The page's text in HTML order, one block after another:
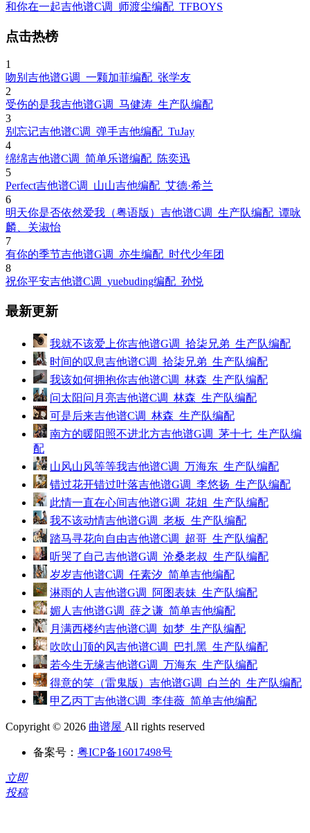
和你在一起吉他谱C调_师渡尘编配_TFBOYS
点击热榜
1
吻别吉他谱G调_一颗加菲编配_张学友
2
受伤的是我吉他谱G调_马健涛_生产队编配
3
别忘记吉他谱C调_弹手吉他编配_TuJay
4
绵绵吉他谱C调_简单乐谱编配_陈奕迅
5
Perfect吉他谱C调_山山吉他编配_艾德·希兰
6
明天你是否依然爱我（粤语版）吉他谱C调_生产队编配_谭咏
麟、关淑怡
7
有你的季节吉他谱G调_亦生编配_时代少年团
8
祝你平安吉他谱C调_yuebuding编配_孙悦
最新更新
我就不该爱上你吉他谱G调_拾柒兄弟_生产队编配
时间的叹息吉他谱C调_拾柒兄弟_生产队编配
我该如何拥抱你吉他谱C调_林森_生产队编配
问太阳问月亮吉他谱C调_林森_生产队编配
可是后来吉他谱C调_林森_生产队编配
南方的暖阳照不进北方吉他谱G调_茅十七_生产队编
配
山风山风等等我吉他谱C调_万海东_生产队编配
错过花开错过叶落吉他谱G调_李悠扬_生产队编配
此情一直在心间吉他谱G调_花姐_生产队编配
我不该动情吉他谱G调_老板_生产队编配
踏马寻花向自由吉他谱C调_超哥_生产队编配
听哭了自己吉他谱G调_沧桑老叔_生产队编配
岁岁吉他谱C调_任素汐_简单吉他编配
淋雨的人吉他谱G调_阿图表妹_生产队编配
媚人吉他谱G调_薛之谦_简单吉他编配
月满西楼约吉他谱C调_如梦_生产队编配
吹吹山顶的风吉他谱C调_巴扎黑_生产队编配
若今生无缘吉他谱G调_万海东_生产队编配
得意的笑（雷鬼版）吉他谱G调_白兰的_生产队编配
甲乙丙丁吉他谱C调_李佳薇_简单吉他编配
Copyright © 2026 曲谱屋 All rights reserved
备案号： 粤ICP备16017498号
立即
投稿